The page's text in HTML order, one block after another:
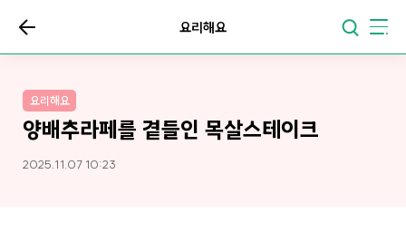
요리해요
요리해요
양배추라페를 곁들인 목살스테이크
2025.11.07 10:23